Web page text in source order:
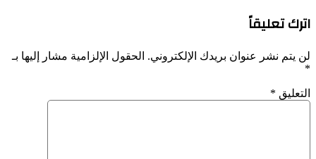
“التنمية
والهجرة”
زيارة
إلى
الناحية
الثانية
بوهران
اترك تعليقاً
لن يتم نشر عنوان بريدك الإلكتروني. الحقول الإلزامية مشار إليها بـ
*
التعليق *